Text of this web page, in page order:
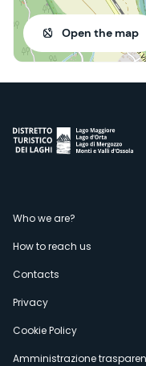
Open the map
Menù
Who we are?
How to reach us
Contacts
Privacy
Cookie Policy
Amministrazione